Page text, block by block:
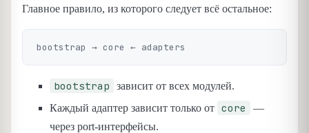
Главное правило, из которого следует всё остальное:
bootstrap
зависит от всех модулей.
Каждый адаптер зависит только от core
—
через port-интерфейсы.